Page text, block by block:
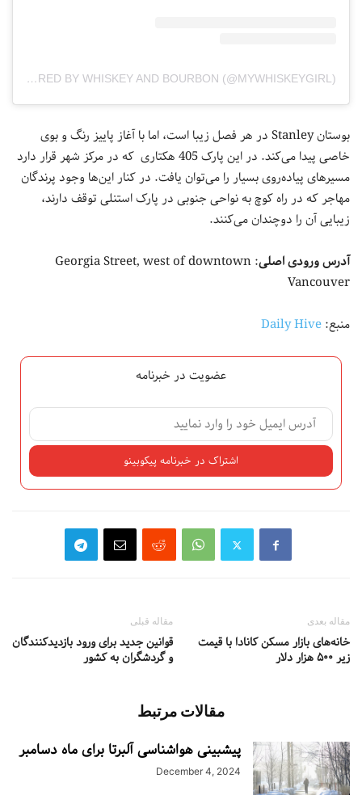
A POST SHARED BY WHISKEY AND BOURBON (@MYWHISKEYGIRL)
بوستان Stanley در هر فصل زیبا است، اما با آغاز پاییز رنگ‌ و بوی
خاصی پیدا می‌کند. در این پارک 405 هکتاری که در مرکز شهر قرار دارد
مسیرهای پیاده‌روی بسیار را می‌توان یافت. در کنار این‌ها وجود پرندگان
مهاجر که در راه کوچ به نواحی جنوبی در پارک استنلی توقف دارند،
زیبایی آن را دوچندان می‌کنند.
آدرس ورودی اصلی : Georgia Street, west of downtown
Vancouver
منبع:Daily Hive
عضویت در خبرنامه
مقاله قبلی
قوانین جدید برای ورود بازدیدکنندگان
و گردشگران به کشور
مقاله بعدی
خانه‌های بازار مسکن کانادا با قیمت
زیر ۵۰۰ هزار دلار
مقالات مرتبط
پیشبینی هواشناسی آلبرتا برای ماه دسامبر
December 4, 2024